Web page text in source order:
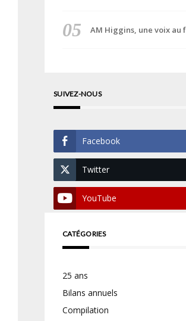
AM Higgins, une voix au
SUIVEZ-NOUS
Facebook
Twitter
YouTube
CATÉGORIES
25 ans
Bilans annuels
Compilation